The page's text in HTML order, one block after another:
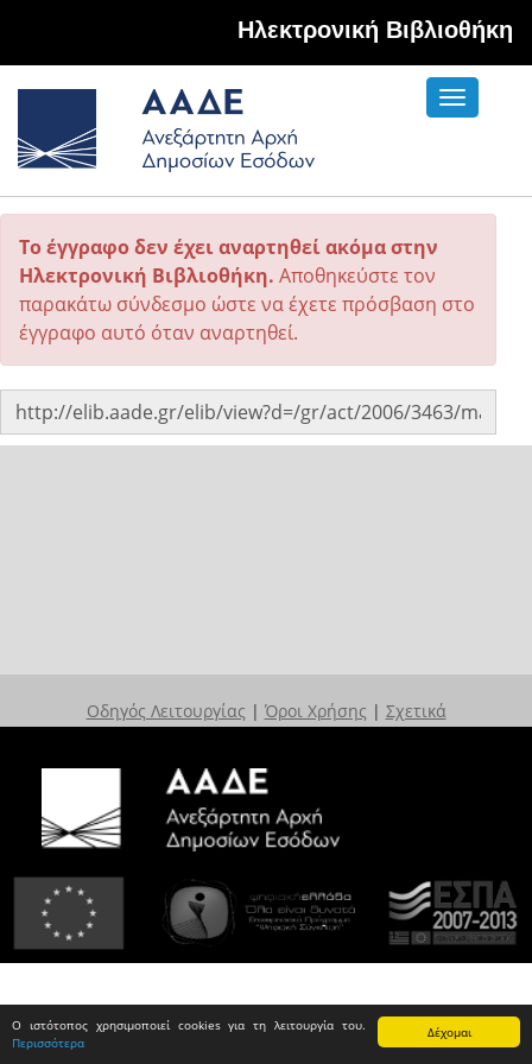
Δέχομαι
Ο ιστότοπος χρησιμοποιεί cookies για τη λειτουργία του.
Περισσότερα
Hλεκτρονική Βιβλιοθήκη
Toggle
Το έγγραφο δεν έχει αναρτηθεί ακόμα στην
Ηλεκτρονική Βιβλιοθήκη. Αποθηκεύστε τον
παρακάτω σύνδεσμο ώστε να έχετε πρόσβαση στο
έγγραφο αυτό όταν αναρτηθεί.
Οδηγός Λειτουργίας | Όροι Χρήσης | Σχετικά